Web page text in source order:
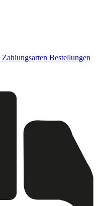
Zahlungsarten Bestellungen